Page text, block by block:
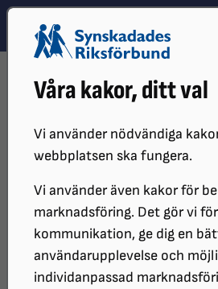
Våra kakor, ditt val
Vi använder nödvändiga
webbplatsen ska fungera.
Vi använder även kakor för
marknadsföring. Det gör vi
kommunikation, ge dig en
användarupplevelse och
individanpassad
Hoppa till innehåll
Hoppa till hitta snabbt
DISTRIKT
SRF GÖTEBORG
DET
ÖGONCASTEN_SEPTEMBER_2024